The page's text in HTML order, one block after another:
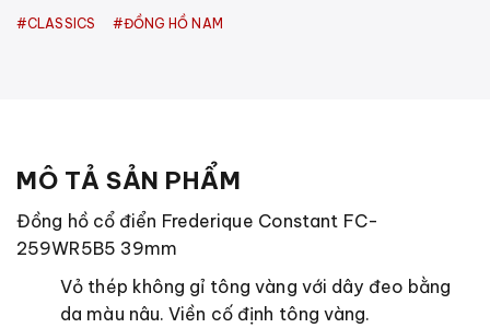
#CLASSICS #ĐỒNG HỒ NAM
MÔ TẢ SẢN PHẨM
Đồng hồ cổ điển Frederique Constant FC-
259WR5B5 39mm
Vỏ thép không gỉ tông vàng với dây đeo bằng
da màu nâu. Viền cố định tông vàng.